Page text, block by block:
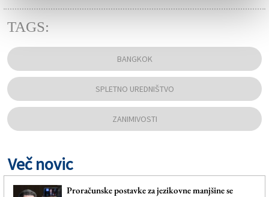
TAGS:
BANGKOK
SPLETNO UREDNIŠTVO
ZANIMIVOSTI
Več novic
Proračunske postavke za jezikovne manjšine se